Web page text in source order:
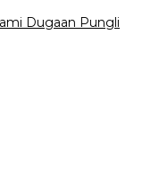
Dugaan Pungli